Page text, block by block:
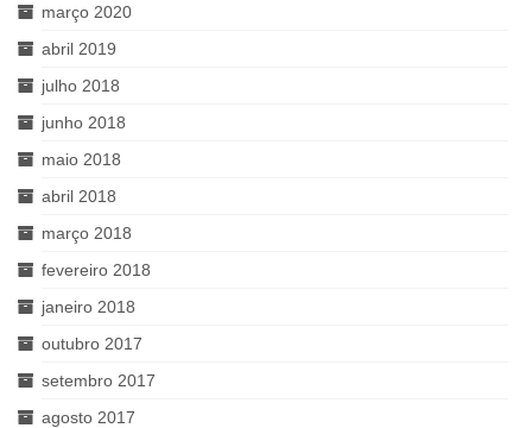
março 2020
abril 2019
julho 2018
junho 2018
maio 2018
abril 2018
março 2018
fevereiro 2018
janeiro 2018
outubro 2017
setembro 2017
agosto 2017